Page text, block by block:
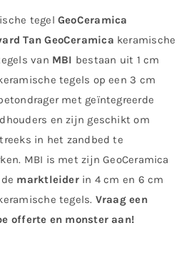
tegel GeoCeramica
Tan GeoCeramica keramische
van MBI bestaan uit 1 cm
tegels op een 3 cm
met geïntegreerde
en zijn geschikt om
in het zandbed te
MBI is met zijn GeoCeramica
marktleiderin 4 cm en 6 cm
tegels. Vraag een
offerte en monster aan!